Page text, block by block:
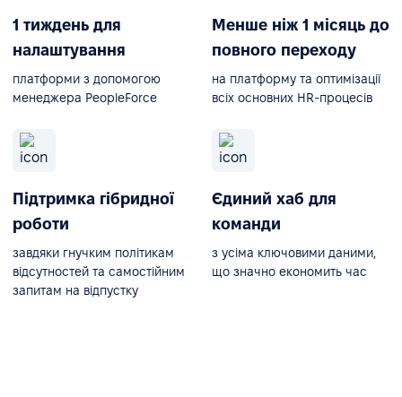
1 тиждень для
налаштування
платформи з допомогою
менеджера PeopleForce
Менше ніж 1 місяць до
повного переходу
на платформу та оптимізації
всіх основних HR-процесів
Підтримка гібридної
роботи
завдяки гнучким політикам
відсутностей та самостійним
запитам на відпустку
Єдиний хаб для
команди
з усіма ключовими даними,
що значно економить час